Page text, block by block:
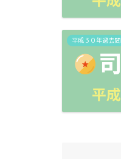
平成３０年過去問